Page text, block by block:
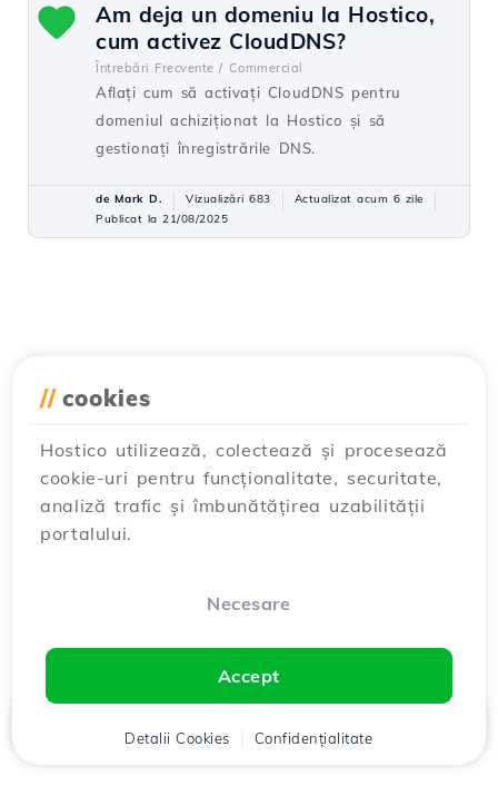
Am deja un domeniu la Hostico,
cum activez CloudDNS?
Întrebări Frecvente / Commercial
Aflați cum să activați CloudDNS pentru
domeniul achiziționat la Hostico și să
gestionați înregistrările DNS.
de Mark D. Vizualizări 683
Actualizat acum 6 zile
Publicat la 21/08/2025
// cookies
Hostico utilizează, colectează și procesează
cookie-uri pentru funcționalitate, securitate,
analiză trafic și îmbunătățirea uzabilității
portalului.
Necesare
Accept
Detalii Cookies Confidențialitate
Client Coș Chat